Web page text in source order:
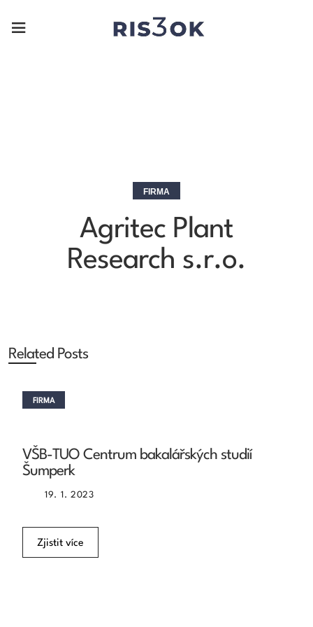
FIRMA
Agritec Plant
Research s.r.o.
Related Posts
FIRMA
VŠB-TUO Centrum bakalářských studií
Šumperk
19. 1. 2023
Zjistit více